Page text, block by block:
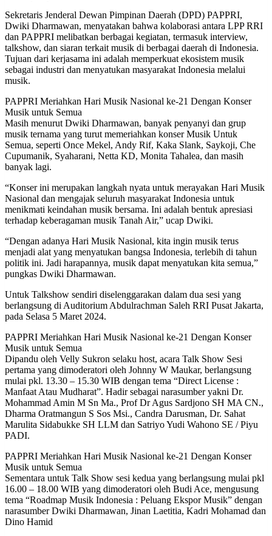
Sekretaris Jenderal Dewan Pimpinan Daerah (DPD) PAPPRI,
Dwiki Dharmawan, menyatakan bahwa kolaborasi antara LPP RRI
dan PAPPRI melibatkan berbagai kegiatan, termasuk interview,
talkshow, dan siaran terkait musik di berbagai daerah di Indonesia.
Tujuan dari kerjasama ini adalah memperkuat ekosistem musik
sebagai industri dan menyatukan masyarakat Indonesia melalui
musik.
PAPPRI Meriahkan Hari Musik Nasional ke-21 Dengan Konser
Musik untuk Semua
Masih menurut Dwiki Dharmawan, banyak penyanyi dan grup
musik ternama yang turut memeriahkan konser Musik Untuk
Semua, seperti Once Mekel, Andy Rif, Kaka Slank, Saykoji, Che
Cupumanik, Syaharani, Netta KD, Monita Tahalea, dan masih
banyak lagi.
“Konser ini merupakan langkah nyata untuk merayakan Hari Musik
Nasional dan mengajak seluruh masyarakat Indonesia untuk
menikmati keindahan musik bersama. Ini adalah bentuk apresiasi
terhadap keberagaman musik Tanah Air,” ucap Dwiki.
“Dengan adanya Hari Musik Nasional, kita ingin musik terus
menjadi alat yang menyatukan bangsa Indonesia, terlebih di tahun
politik ini. Jadi harapannya, musik dapat menyatukan kita semua,”
pungkas Dwiki Dharmawan.
Untuk Talkshow sendiri diselenggarakan dalam dua sesi yang
berlangsung di Auditorium Abdulrachman Saleh RRI Pusat Jakarta,
pada Selasa 5 Maret 2024.
PAPPRI Meriahkan Hari Musik Nasional ke-21 Dengan Konser
Musik untuk Semua
Dipandu oleh Velly Sukron selaku host, acara Talk Show Sesi
pertama yang dimoderatori oleh Johnny W Maukar, berlangsung
mulai pkl. 13.30 – 15.30 WIB dengan tema “Direct License :
Manfaat Atau Mudharat”. Hadir sebagai narasumber yakni Dr.
Mohammad Amin M Sn Ma., Prof Dr Agus Sardjono SH MA CN.,
Dharma Oratmangun S Sos Msi., Candra Darusman, Dr. Sahat
Marulita Sidabukke SH LLM dan Satriyo Yudi Wahono SE / Piyu
PADI.
PAPPRI Meriahkan Hari Musik Nasional ke-21 Dengan Konser
Musik untuk Semua
Sementara untuk Talk Show sesi kedua yang berlangsung mulai pkl
16.00 – 18.00 WIB yang dimoderatori oleh Budi Ace, mengusung
tema “Roadmap Musik Indonesia : Peluang Ekspor Musik” dengan
narasumber Dwiki Dharmawan, Jinan Laetitia, Kadri Mohamad dan
Dino Hamid